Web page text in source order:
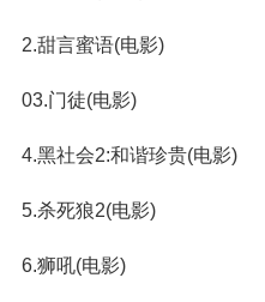
2.甜言蜜语(电影)
03.门徒(电影)
4.黑社会2:和谐珍贵(电影)
5.杀死狼2(电影)
6.狮吼(电影)